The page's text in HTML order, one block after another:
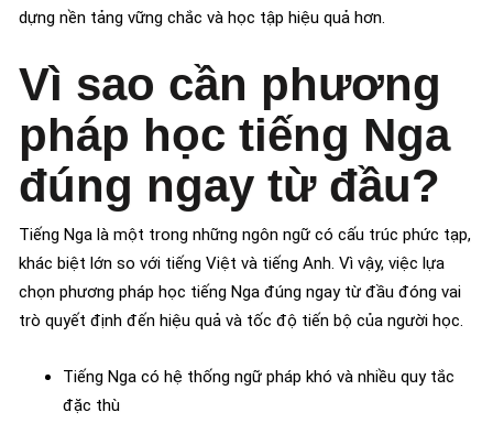
dựng nền tảng vững chắc và học tập hiệu quả hơn.
Vì sao cần phương
pháp học tiếng Nga
đúng ngay từ đầu?
Tiếng Nga là một trong những ngôn ngữ có cấu trúc phức tạp,
khác biệt lớn so với tiếng Việt và tiếng Anh. Vì vậy, việc lựa
chọn phương pháp học tiếng Nga đúng ngay từ đầu đóng vai
trò quyết định đến hiệu quả và tốc độ tiến bộ của người học.
Tiếng Nga có hệ thống ngữ pháp khó và nhiều quy tắc
đặc thù